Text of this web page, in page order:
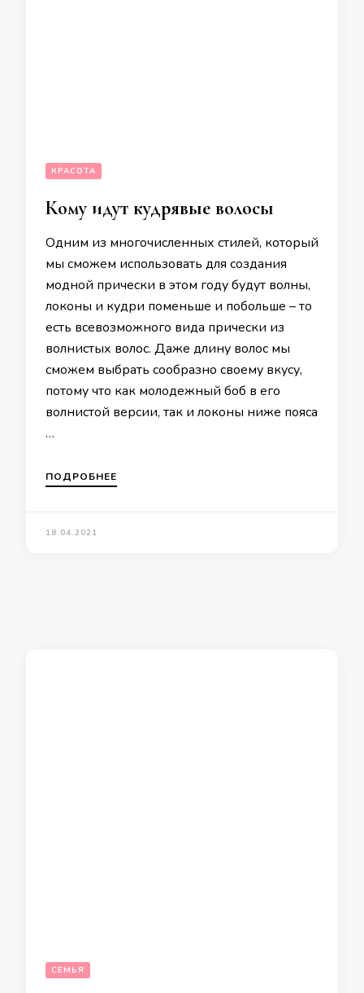
КРАСОТА
Кому идут кудрявые волосы
Одним из многочисленных стилей, который
мы сможем использовать для создания
модной прически в этом году будут волны,
локоны и кудри поменьше и побольше – то
есть всевозможного вида прически из
волнистых волос. Даже длину волос мы
сможем выбрать сообразно своему вкусу,
потому что как молодежный боб в его
волнистой версии, так и локоны ниже пояса
…
ПОДРОБНЕЕ
18.04.2021
СЕМЬЯ